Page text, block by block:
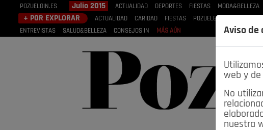
POZUELOIN.ES Julio 2015 ACTUALIDAD DEPORTES FIESTAS MODA&BELLEZA
+ POR EXPLORAR ACTUALIDAD CARIDAD FIESTAS POZUELEROS
ENTREVISTAS
SALUD&BELLEZA CONSEJOS IN MÁS AÚN Aviso de
web y
No
nuestra